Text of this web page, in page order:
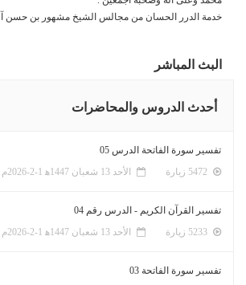
خدمة الدرر الحسان من مجالس الشيخ مشهور بن حسن
البث المباشر
أحدث الدروس والمحاضرات
تفسير سورة الفاتحة الدرس 05
الأحد 13 شعبان 1447ﻫ 1-2-2026م
تفسير القرآن الكريم - الدرس رقم 04
الأحد 13 شعبان 1447ﻫ 1-2-2026م
تفسير سورة الفاتحة 03